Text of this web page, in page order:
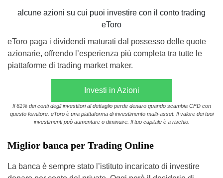
alcune azioni su cui puoi investire con il conto trading
eToro
eToro paga i dividendi maturati dal possesso delle quote
azionarie, offrendo l’esperienza più completa tra tutte le
piattaforme di trading market maker.
Investi in Azioni
Il 61% dei conti degli investitori al dettaglio perde denaro quando scambia CFD con
questo fornitore. eToro è una piattaforma di investimento multi-asset. Il valore dei tuoi
investimenti può aumentare o diminuire. Il tuo capitale è a rischio.
Miglior banca per Trading Online
La banca è sempre stato l’istituto incaricato di investire